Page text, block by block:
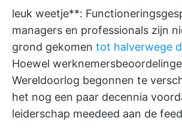
leuk weetje**:
managers en professionals zijn
grond gekomen tot halverwege
Hoewel
Wereldoorlog begonnen te
het nog een paar decennia
leiderschap meedeed aan de